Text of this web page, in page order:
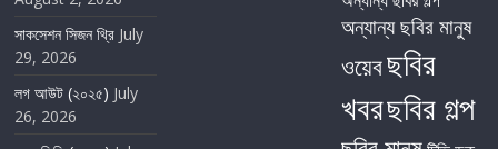
সাকসেশন সিজন থ্রি July
29, 2026
লগ আউট (২০২৫) July
26, 2026
অন্যান্য ছবির মানুষ
ওয়েবছবির
খবরছবির গল্প